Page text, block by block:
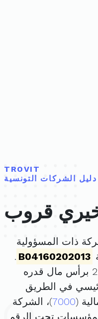
TROVIT
دليل الشركات التونسية
قروب
ذات المسؤولية
B04160202013
.
في الطريق
(
7000)، الشركة
تحت الرقم